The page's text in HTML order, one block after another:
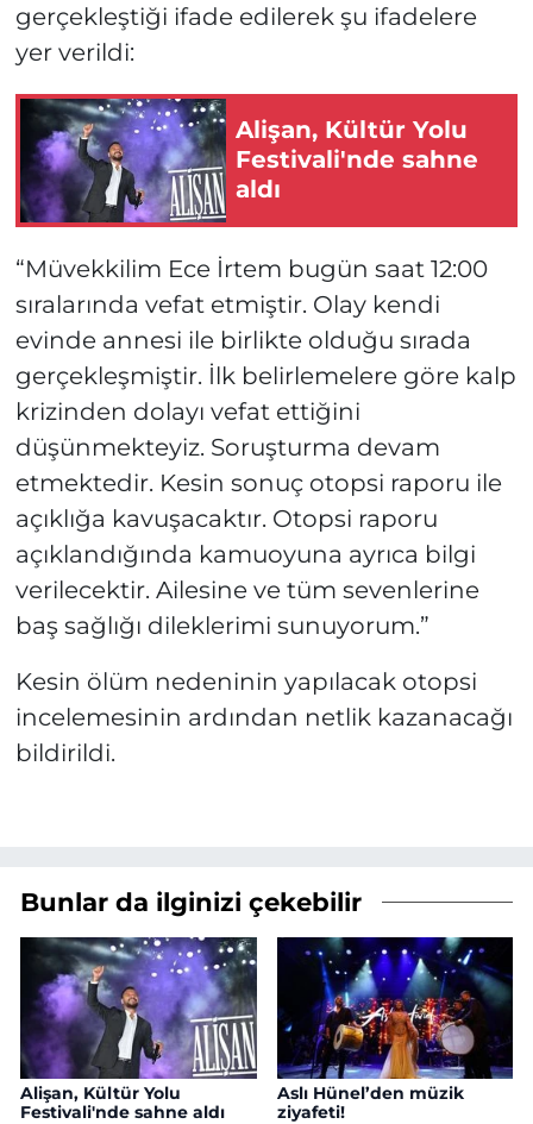
gerçekleştiği ifade edilerek şu ifadelere
yer verildi:
Alişan, Kültür Yolu
Festivali'nde sahne
aldı
“Müvekkilim Ece İrtem bugün saat 12:00
sıralarında vefat etmiştir. Olay kendi
evinde annesi ile birlikte olduğu sırada
gerçekleşmiştir. İlk belirlemelere göre kalp
krizinden dolayı vefat ettiğini
düşünmekteyiz. Soruşturma devam
etmektedir. Kesin sonuç otopsi raporu ile
açıklığa kavuşacaktır. Otopsi raporu
açıklandığında kamuoyuna ayrıca bilgi
verilecektir. Ailesine ve tüm sevenlerine
baş sağlığı dileklerimi sunuyorum.”
Kesin ölüm nedeninin yapılacak otopsi
incelemesinin ardından netlik kazanacağı
bildirildi.
Bunlar da ilginizi çekebilir
Alişan, Kültür Yolu
Festivali'nde sahne aldı
Aslı Hünel’den müzik
ziyafeti!